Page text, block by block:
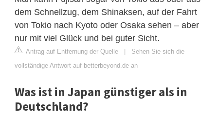
dem Schnellzug, dem Shinaksen, auf der Fahrt
von Tokio nach Kyoto oder Osaka sehen – aber
nur mit viel Glück und bei guter Sicht.
Antrag auf Entfernung der Quelle | Sehen Sie sich die
vollständige Antwort auf betterbeyond.de an
Was ist in Japan günstiger als in
Deutschland?